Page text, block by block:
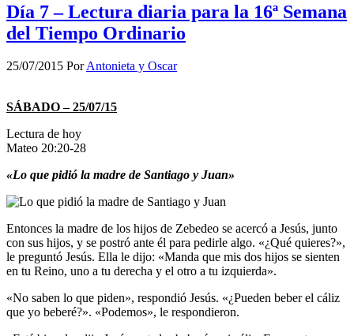
Día 7 – Lectura diaria para la 16ª Semana
del Tiempo Ordinario
25/07/2015 PorAntonieta y Oscar
SÁBADO – 25/07/15
Lectura de hoy
Mateo 20:20-28
«Lo que pidió la madre de Santiago y Juan»
Entonces la madre de los hijos de Zebedeo se acercó a Jesús, junto
con sus hijos, y se postró ante él para pedirle algo. «¿Qué quieres?»,
le preguntó Jesús. Ella le dijo: «Manda que mis dos hijos se sienten
en tu Reino, uno a tu derecha y el otro a tu izquierda».
«No saben lo que piden», respondió Jesús. «¿Pueden beber el cáliz
que yo beberé?». «Podemos», le respondieron.